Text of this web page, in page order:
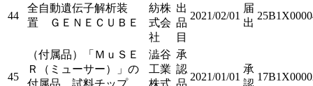
44
全自動遺伝子解析装
置 ＧＥＮＥＣＵＢＥ
紡株
式会
社
出
品
目
2021/02/01
届
出
45
（付属品）「ＭｕＳＥ
Ｒ（ミューサー）」の
付属品 試料チップ
澁谷
工業
株式
承
認
品
2021/01/01
承
認